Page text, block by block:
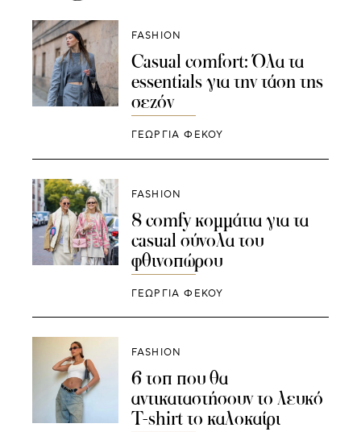
FASHION
Casual comfort: Όλα τα
essentials για την τάση της
σεζόν
ΓΕΩΡΓΙΑ ΦΕΚΟΥ
FASHION
8 comfy κομμάτια για τα
casual σύνολα του
φθινοπώρου
ΓΕΩΡΓΙΑ ΦΕΚΟΥ
FASHION
6 τοπ που θα
αντικαταστήσουν το λευκό
T-shirt το καλοκαίρι